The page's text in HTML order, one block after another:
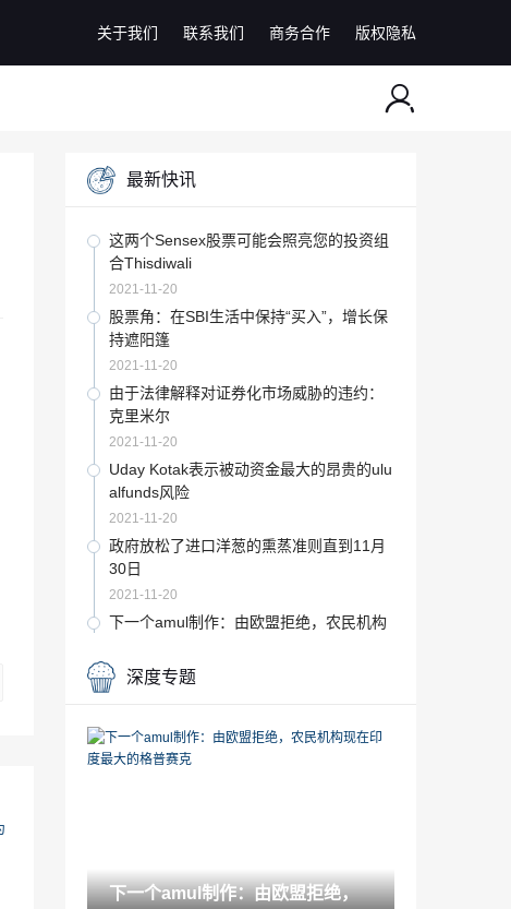
关于我们 联系我们 商务合作 版权隐私
最新快讯
这两个Sensex股票可能会照亮您的投资组
合Thisdiwali
2021-11-20
股票角：在SBI生活中保持“买入”，增长保
持遮阳篷
2021-11-20
由于法律解释对证券化市场威胁的违约：
克里米尔
2021-11-20
Uday Kotak表示被动资金最大的昂贵的ulu
alfunds风险
2021-11-20
政府放松了进口洋葱的熏蒸准则直到11月
30日
2021-11-20
下一个amul制作：由欧盟拒绝，农民机构
2021-11-20
2021-11-19
乐中徒步旅行
2021-11-19
深度专题
下一个amul制作：由欧盟拒绝，